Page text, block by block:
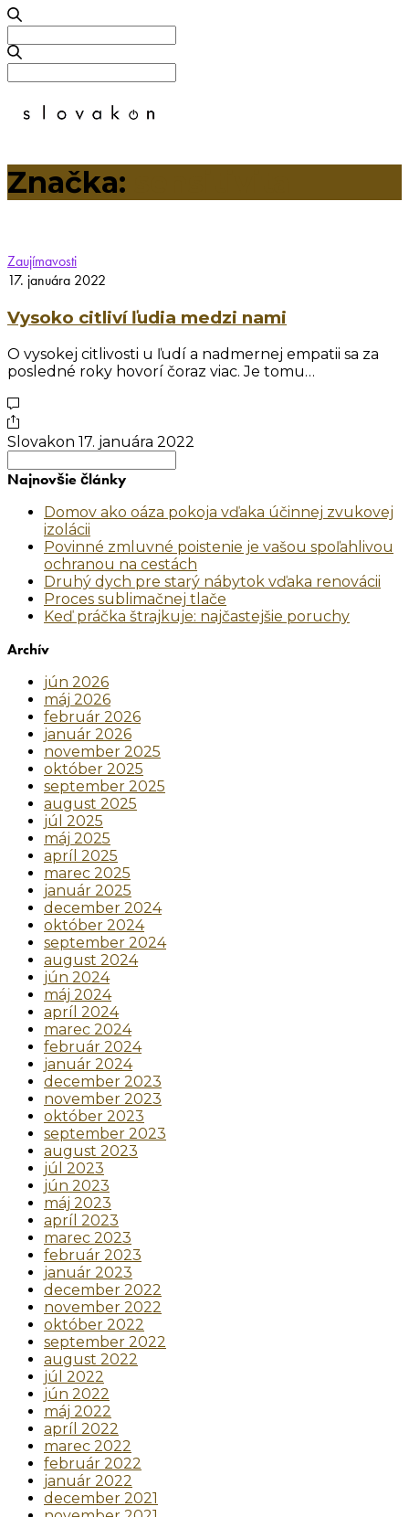
for:
Značka:
Zaujímavosti
17. januára 2022
Vysoko citliví ľudia medzi nami
O vysokej citlivosti u ľudí a nadmernej empatii sa za
posledné roky hovorí čoraz viac. Je tomu…
Slovakon 17. januára 2022
for:
Najnovšie články
Domov ako oáza pokoja vďaka účinnej zvukovej
izolácii
Povinné zmluvné poistenie je vašou spoľahlivou
ochranou na cestách
Druhý dych pre starý nábytok vďaka renovácii
Proces sublimačnej tlače
Keď práčka štrajkuje: najčastejšie poruchy
Archív
jún 2026
máj 2026
február 2026
január 2026
november 2025
október 2025
september 2025
august 2025
júl 2025
máj 2025
apríl 2025
marec 2025
január 2025
december 2024
október 2024
september 2024
august 2024
jún 2024
máj 2024
apríl 2024
marec 2024
február 2024
január 2024
december 2023
november 2023
október 2023
september 2023
august 2023
júl 2023
jún 2023
máj 2023
apríl 2023
marec 2023
február 2023
január 2023
december 2022
november 2022
október 2022
september 2022
august 2022
júl 2022
jún 2022
máj 2022
apríl 2022
marec 2022
február 2022
január 2022
december 2021